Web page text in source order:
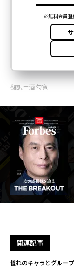
翻訳＝酒匂寛
関連記事
憧れのキャラとグルー